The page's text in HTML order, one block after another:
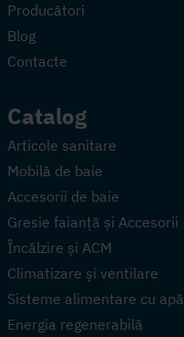
Producători
Blog
Contacte
Catalog
Articole sanitare
Mobilă de baie
Accesorii de baie
Gresie faianță și Accesorii
Încălzire și ACM
Climatizare și ventilare
Sisteme alimentare cu apă
Energia regenerabilă